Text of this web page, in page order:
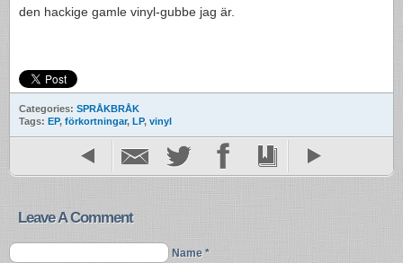
den hack­ige gamle vinyl-gubbe jag är.
Categories: SPRÅKBRÅK
Tags: EP, förkortningar, LP, vinyl
Leave A Comment
Name *